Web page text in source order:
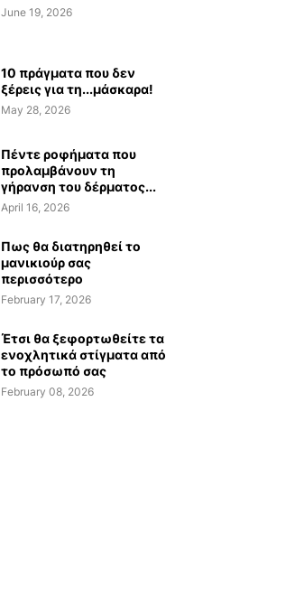
June 19, 2026
10 πράγματα που δεν
ξέρεις για τη...μάσκαρα!
May 28, 2026
Πέντε ροφήματα που
προλαμβάνουν τη
γήρανση του δέρματος...
April 16, 2026
Πως θα διατηρηθεί το
μανικιούρ σας
περισσότερο
February 17, 2026
Έτσι θα ξεφορτωθείτε τα
ενοχλητικά στίγματα από
το πρόσωπό σας
February 08, 2026